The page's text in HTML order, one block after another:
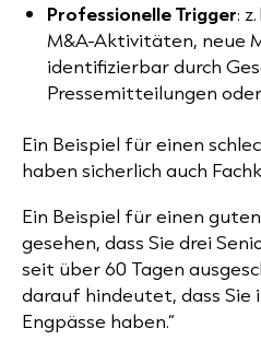
Professionelle Trigger:
M&A-Aktivitäten, neue
identifizierbar durch
Pressemitteilungen
Ein Beispiel für einen
haben sicherlich auch
Ein Beispiel für einen
gesehen, dass Sie drei
seit über 60 Tagen
darauf hindeutet, dass Sie
Engpässe haben.“